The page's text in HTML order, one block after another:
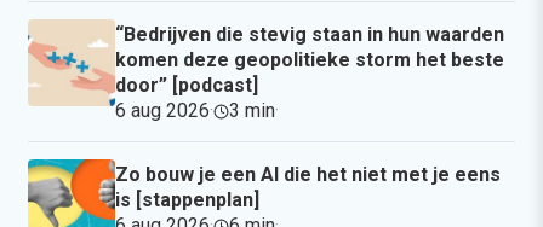
“Bedrijven die stevig staan in hun waarden
komen deze geopolitieke storm het beste
door” [podcast]
6 aug 2026· 3 min·
Zo bouw je een AI die het niet met je eens
is [stappenplan]